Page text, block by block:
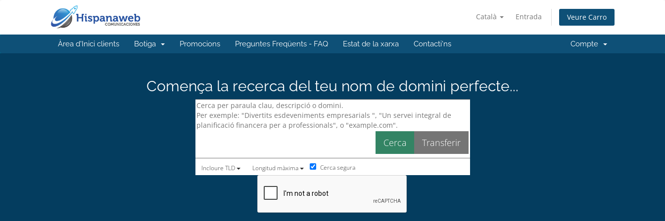
Català Entrada Veure Carro
Àrea d'Inici clients Botiga Promocions Preguntes Freqüents - FAQ Estat de la xarxa Contacti'ns Compte
Comença la recerca del teu nom de domini perfecte...
Incloure TLD Longitud màxima Cerca segura